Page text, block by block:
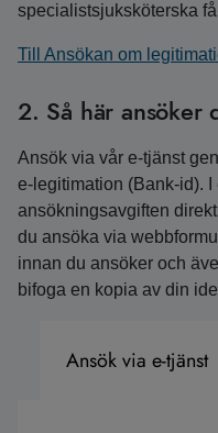
specialistsjuksköterska
Till Ansökan om
2. Så här ansöker
Ansök via vår e‑tjänst
e‑legitimation (Bank‑id).
ansökningsavgiften
du ansöka via
innan du ansöker och
bifoga en kopia av din
Ansök via e-tjänst